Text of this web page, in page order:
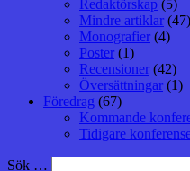
Redaktörskap (5)
Mindre artiklar (47)
Monografier (4)
Poster (1)
Recensioner (42)
Översättningar (1)
Föredrag (67)
Kommande
Tidigare
Sök …